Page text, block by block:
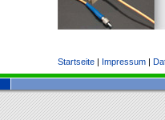
Startseite| Impressum|